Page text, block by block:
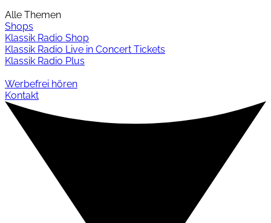
Alle Themen
Shops
Klassik Radio Shop
Klassik Radio Live in Concert Tickets
Klassik Radio Plus
Werbefrei hören
Kontakt